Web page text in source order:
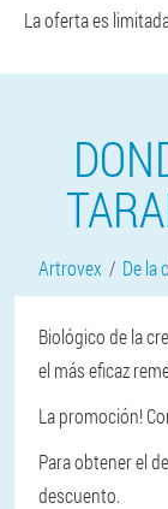
La oferta es
Artrovex De la
Biológico de la
el más eficaz
La promoción!
Para obtener el
descuento.